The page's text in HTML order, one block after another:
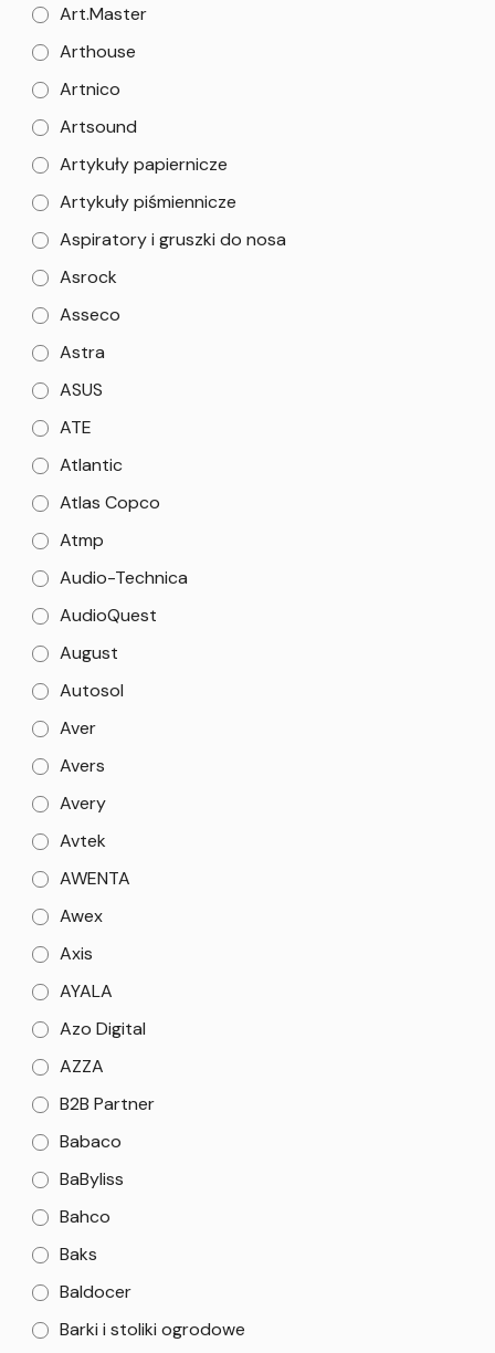
Art.Master
Arthouse
Artnico
Artsound
Artykuły papiernicze
Artykuły piśmiennicze
Aspiratory i gruszki do nosa
Asrock
Asseco
Astra
ASUS
ATE
Atlantic
Atlas Copco
Atmp
Audio-Technica
AudioQuest
August
Autosol
Aver
Avers
Avery
Avtek
AWENTA
Awex
Axis
AYALA
Azo Digital
AZZA
B2B Partner
Babaco
BaByliss
Bahco
Baks
Baldocer
Barki i stoliki ogrodowe